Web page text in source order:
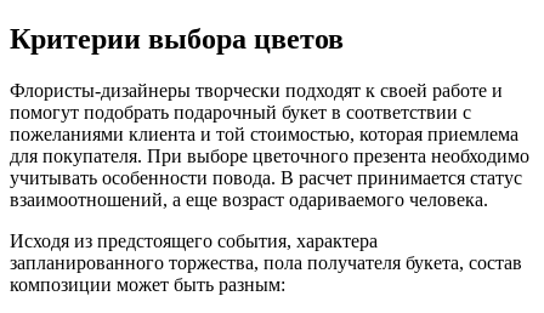
Критерии выбора цветов
Флористы-дизайнеры творчески подходят к своей работе и
помогут подобрать подарочный букет в соответствии с
пожеланиями клиента и той стоимостью, которая приемлема
для покупателя. При выборе цветочного презента необходимо
учитывать особенности повода. В расчет принимается статус
взаимоотношений, а еще возраст одариваемого человека.
Исходя из предстоящего события, характера
запланированного торжества, пола получателя букета, состав
композиции может быть разным: